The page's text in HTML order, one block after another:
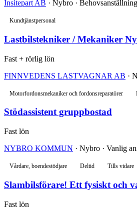
Insitepart AB · Nybro ·
Kundtjänstpersonal
Lastbilstekniker / Mekaniker
Fast + rörlig lön
FINNVEDENS LASTVAGNAR AB ·
Motorfordonsmekaniker och fordonsreparatörer
Stödassistent gruppbostad
Fast lön
NYBRO KOMMUN · Nybro · Vanlig
Vårdare, boendestödjare Deltid Tills vidare
Slambilsförare! Ett fysiskt och
Fast lön